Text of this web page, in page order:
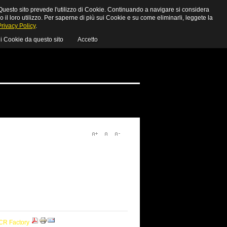
MY CART
Factory
sito prevede l'utilizzo di Cookie. Continuando a navigare si considera
il loro utilizzo. Per saperne di più sui Cookie e su come eliminarli, leggete la
Policy.
Cookie da questo sito
Accetto